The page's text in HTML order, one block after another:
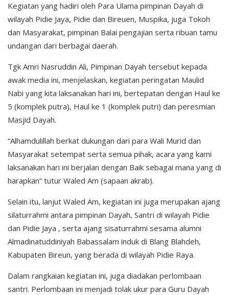
Kegiatan yang hadiri oleh Para Ulama pimpinan Dayah di
wilayah Pidie Jaya, Pidie dan Bireuen, Muspika, juga Tokoh
dan Masyarakat, pimpinan Balai pengajian serta ribuan tamu
undangan dari berbagai daerah.
Tgk Amri Nasruddin Ali, Pimpinan Dayah tersebut kepada
awak media ini, menjelaskan, kegiatan peringatan Maulid
Nabi yang kita laksanakan hari ini, bertepatan dengan Haul ke
5 (komplek putra), Haul ke 1 (komplek putri) dan peresmian
Masjid Dayah.
“Alhamdulillah berkat dukungan dari para Wali Murid dan
Masyarakat setempat serta semua pihak, acara yang kami
laksanakan hari ini berjalan dengan Baik sebagai mana yang di
harapkan” tutur Waled Am (sapaan akrab).
Selain itu, lanjut Waled Am, kegiatan ini juga merupakan ajang
silaturrahmi antara pimpinan Dayah, Santri di wilayah Pidie
dan Pidie Jaya , serta ajang sisaturrahmi sesama alumni
Almadinatuddiniyah Babassalam induk di Blang Blahdeh,
Kabupaten Bireun, yang berada di wilayah Pidie Raya.
Dalam rangkaian kegiatan ini, juga diadakan perlombaan
santri. Perlombaan ini menjadi tolak ukur para Guru Dayah